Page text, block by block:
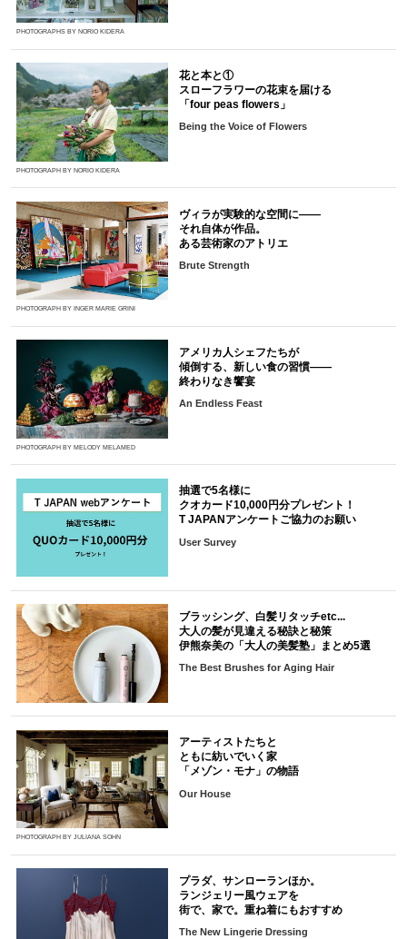
PHOTOGRAPHS BY NORIO KIDERA
PHOTOGRAPH BY NORIO KIDERA
花と本と①
スローフラワーの花束を届ける
「four peas flowers」
Being the Voice of Flowers
PHOTOGRAPH BY INGER MARIE GRINI
ヴィラが実験的な空間に――
それ自体が作品。
ある芸術家のアトリエ
Brute Strength
PHOTOGRAPH BY MELODY MELAMED
アメリカ人シェフたちが
傾倒する、新しい食の習慣――
終わりなき饗宴
An Endless Feast
抽選で5名様に
クオカード10,000円分プレゼント！
T JAPANアンケートご協力のお願い
User Survey
ブラッシング、白髪リタッチetc...
大人の髪が見違える秘訣と秘策
伊熊奈美の「大人の美髪塾」まとめ5選
The Best Brushes for Aging Hair
PHOTOGRAPH BY JULIANA SOHN
アーティストたちと
ともに紡いでいく家
「メゾン・モナ」の物語
Our House
プラダ、サンローランほか。
ランジェリー風ウェアを
街で、家で。重ね着にもおすすめ
The New Lingerie Dressing